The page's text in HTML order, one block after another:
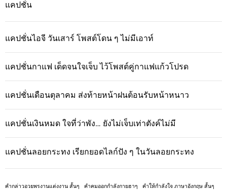
แคปชั่น
แคปชั่นไอจี วันเสาร์ โพสต์โดน ๆ ไม่มีเอาท์
แคปชั่นกาแฟ เด็ดจนใจเจ็บ ไว้โพสต์คู่กาแฟแก้วโปรด
แคปชั่นเดือนตุลาคม ส่งท้ายหน้าฝนต้อนรับหน้าหนาว
แคปชั่นเงินหมด ใจที่ว่าพัง… ยังไม่เจ็บเท่าตังค์ไม่มี
แคปชั่นลอยกระทง เรียกยอดไลก์ปัง ๆ ในวันลอยกระทง
คํากล่าวอวยพรงานแต่งงาน สั้นๆ คําคมออกกําลังกายฮาๆ
คําให้กําลังใจ ภาษาอังกฤษ สั้นๆ